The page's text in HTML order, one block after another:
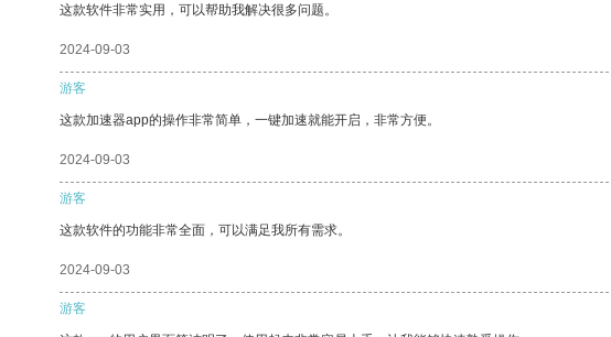
这款软件非常实用，可以帮助我解决很多问题。
2024-09-03
游客
这款加速器app的操作非常简单，一键加速就能开启，非常方便。
2024-09-03
游客
这款软件的功能非常全面，可以满足我所有需求。
2024-09-03
游客